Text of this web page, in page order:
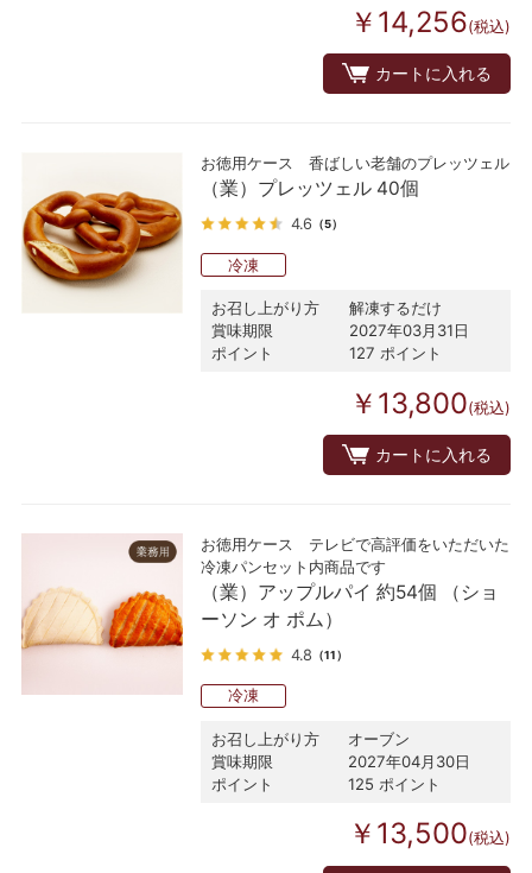
￥14,256(税込)
カートに入れる
お徳用ケース 香ばしい老舗のプレッツェル
（業）プレッツェル 40個
4.6 （5）
冷凍
お召し上がり方
解凍するだけ
賞味期限
2027年03月31日
ポイント
127 ポイント
￥13,800(税込)
カートに入れる
お徳用ケース テレビで高評価をいただいた
冷凍パンセット内商品です
（業）アップルパイ 約54個 （ショ
ーソン オ ポム）
4.8 （11）
冷凍
お召し上がり方
オーブン
賞味期限
2027年04月30日
ポイント
125 ポイント
￥13,500(税込)